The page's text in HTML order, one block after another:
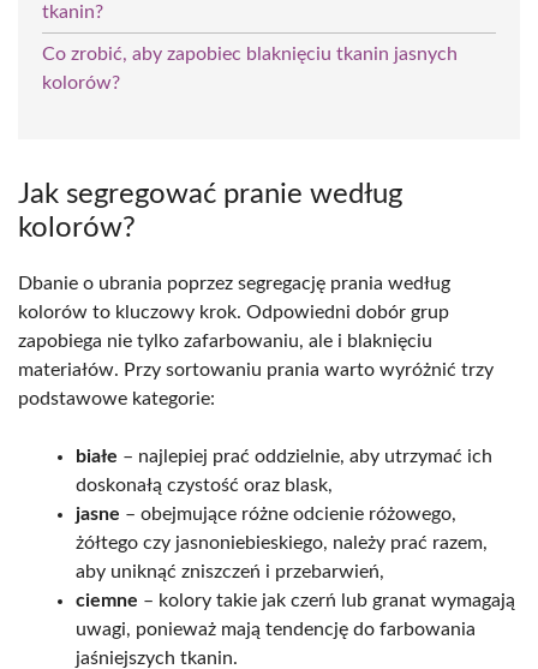
tkanin?
Co zrobić, aby zapobiec blaknięciu tkanin jasnych
kolorów?
Jak segregować pranie według
kolorów?
Dbanie o ubrania poprzez segregację prania według
kolorów to kluczowy krok. Odpowiedni dobór grup
zapobiega nie tylko zafarbowaniu, ale i blaknięciu
materiałów. Przy sortowaniu prania warto wyróżnić trzy
podstawowe kategorie:
białe – najlepiej prać oddzielnie, aby utrzymać ich
doskonałą czystość oraz blask,
jasne – obejmujące różne odcienie różowego,
żółtego czy jasnoniebieskiego, należy prać razem,
aby uniknąć zniszczeń i przebarwień,
ciemne – kolory takie jak czerń lub granat wymagają
uwagi, ponieważ mają tendencję do farbowania
jaśniejszych tkanin.